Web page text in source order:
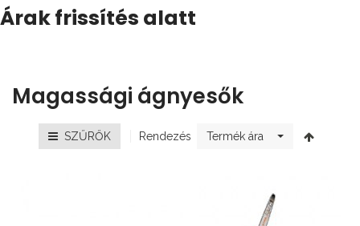
Árak frissítés alatt
Magassági ágnyesők
SZŰRŐK Rendezés Termék ára